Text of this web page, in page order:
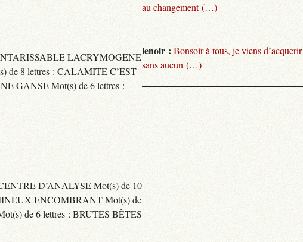
LACRYMOGENE
de 8 lettres : CALAMITE C’EST
GANSE Mot(s) de 6 lettres :
D’ANALYSE Mot(s) de 10
ENCOMBRANT Mot(s) de
de 6 lettres : BRUTES BÊTES
au changement (…)
lenoir : Bonsoir à tous, je viens
sans aucun (…)